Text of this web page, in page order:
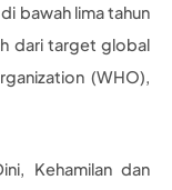
bawah lima tahun
dari target global
(WHO),
Kehamilan dan